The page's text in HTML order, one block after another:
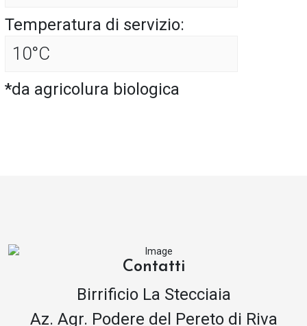
Temperatura di servizio:
10°C
*da agricolura biologica
Contatti
Birrificio La Stecciaia
Az. Agr. Podere del Pereto di Riva